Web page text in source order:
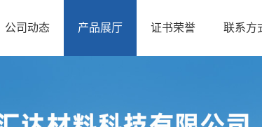
公司动态 产品展厅 证书荣誉 联系方